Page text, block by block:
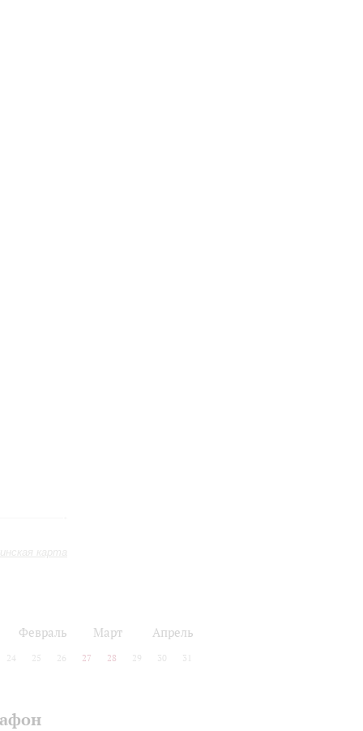
карта
Февраль Март Апрель
24 25 26 27 28 29 30 31